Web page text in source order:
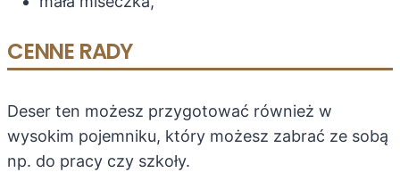
CENNE RADY
Deser ten możesz przygotować również w
wysokim pojemniku, który możesz zabrać ze sobą
np. do pracy czy szkoły.